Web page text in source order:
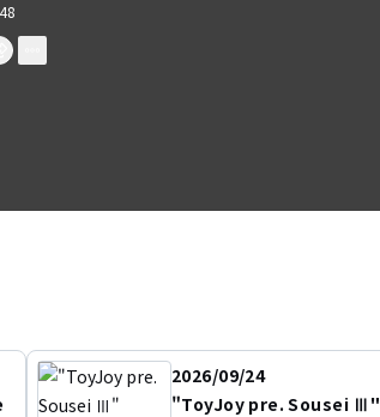
48
2026/09/24
"ToyJoy pre. Sousei Ⅲ"